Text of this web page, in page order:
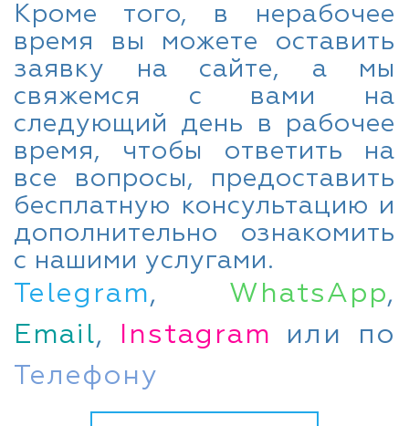
Кроме того, в нерабочее
время вы можете оставить
заявку на сайте, а мы
свяжемся с вами на
следующий день в рабочее
время, чтобы ответить на
все вопросы, предоставить
бесплатную консультацию и
дополнительно ознакомить
с нашими услугами.
Telegram, WhatsApp,
Email, Instagram или по
Телефону